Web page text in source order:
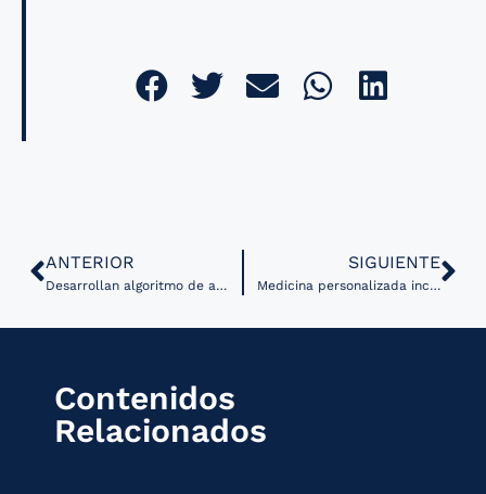
ANTERIOR
Desarrollan algoritmo de apoyo para la enfrentar la resistencia antimicrobiana en menores de 15 años
SIGUIENTE
Medicina personalizada incrementa la supervivencia pediátrica de tumores cerebrales en pacientes pediátricos del IMSS
Contenidos
Relacionados